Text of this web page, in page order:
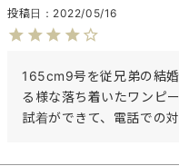
投稿日
2022/05/16
165cm9号を従兄弟の結
る様な落ち着いたワンピ
試着ができて、電話での